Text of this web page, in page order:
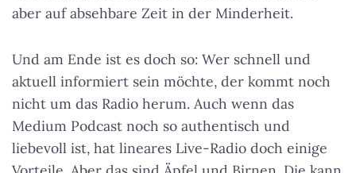
aber auf absehbare Zeit in der Minderheit.
Und am Ende ist es doch so: Wer schnell und
aktuell informiert sein möchte, der kommt noch
nicht um das Radio herum. Auch wenn das
Medium Podcast noch so authentisch und
liebevoll ist, hat lineares Live-Radio doch einige